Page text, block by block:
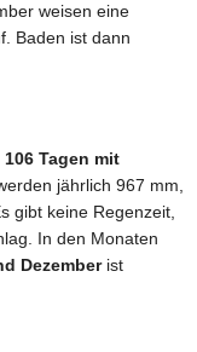
weisen eine
Baden ist dann
106 Tagen mit
jährlich 967 mm,
gibt keine Regenzeit,
In den Monaten
Dezemberist